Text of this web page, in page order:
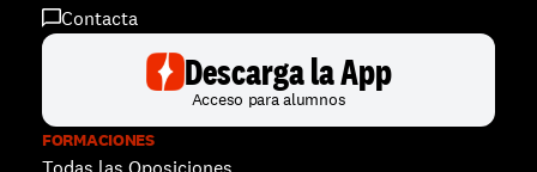
FORMACIONES
Contacta
Descarga la App
Acceso para alumnos